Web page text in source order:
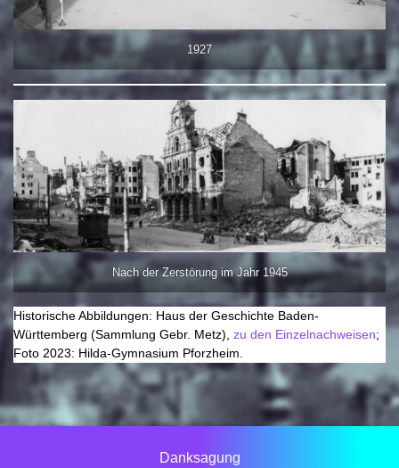
1927
Nach der Zerstörung im Jahr 1945
Historische Abbildungen: Haus der Geschichte Baden-
Württemberg (Sammlung Gebr. Metz), zu den Einzelnachweisen;
Foto 2023: Hilda-Gymnasium Pforzheim.
Danksagung